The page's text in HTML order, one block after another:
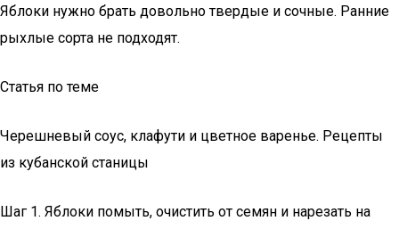
Яблоки нужно брать довольно твердые и сочные. Ранние
рыхлые сорта не подходят.
Статья по теме
Черешневый соус, клафути и цветное варенье. Рецепты
из кубанской станицы
Шаг 1. Яблоки помыть, очистить от семян и нарезать на